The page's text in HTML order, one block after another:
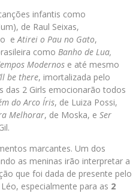
infantis como
de Raul Seixas,
eAtirei o Pau no Gato,
como Banho de Lua,
Modernos e até mesmo
be there, imortalizada pelo
das 2 Girls emocionarão todos
do Arco Íris, de Luiza Possi,
Melhorar, de Moska, e Ser
marcantes. Um dos
as meninas irão interpretar a
que foi dada de presente pelo
especialmente para as 2